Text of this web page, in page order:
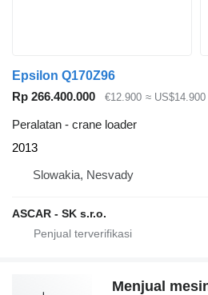
Epsilon Q170Z96
Rp 266.400.000
€12.900 ≈ US$14.900
Peralatan - crane loader
2013
Slowakia, Nesvady
ASCAR - SK s.r.o.
Menjual